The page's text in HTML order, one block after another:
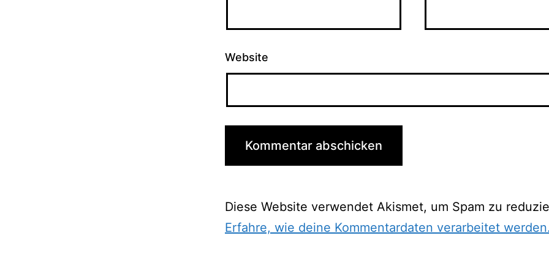
Website
Diese Website verwendet Akismet, um Spam zu
Erfahre, wie deine Kommentardaten verarbeitet werden.